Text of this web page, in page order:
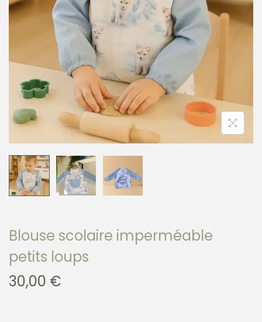
Blouse scolaire imperméable
petits loups
30,00 €